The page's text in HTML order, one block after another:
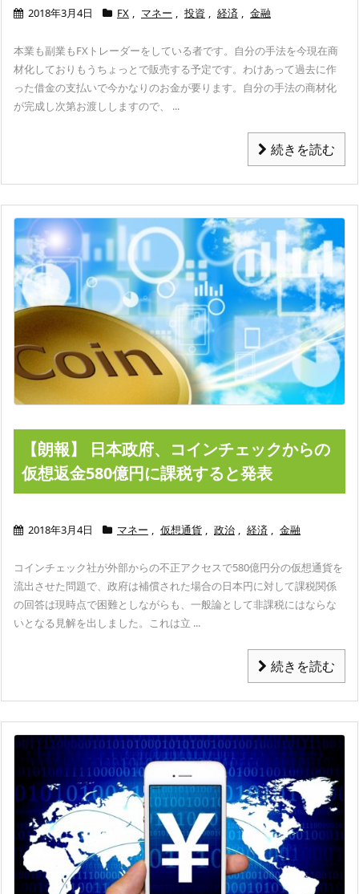
2018年3月4日 FX , マネー , 投資 , 経済 , 金融
本業も副業もFXトレーダーをしている者です。 自分の手法を今現在商
材化しておりもうちょっとで販売する予定です。 わけあって過去に作
った借金の支払いで今かなりのお金が要ります。 自分の手法の商材化
が完成し次第お渡ししますので、 ...
続きを読む
【朗報】 日本政府、コインチェックからの
仮想返金580億円に課税すると発表
2018年3月4日 マネー , 仮想通貨 , 政治 , 経済 , 金融
コインチェック社が外部からの不正アクセスで580億円分の仮想通貨を
流出させた問題で、 政府は補償された場合の日本円に対して課税関係
の回答は現時点で困難としながらも、 一般論として非課税にはならな
いとなる見解を出しました。 これは立 ...
続きを読む